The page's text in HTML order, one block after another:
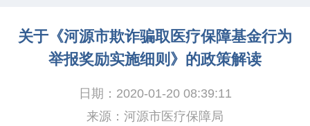
关于《河源市欺诈骗取医疗保障基金行为
举报奖励实施细则》的政策解读
日期：2020-01-20 08:39:11
来源：河源市医疗保障局